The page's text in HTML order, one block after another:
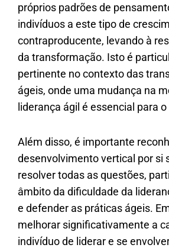
próprios padrões de
indivíduos a este tipo de
contraproducente, levando à
da transformação. Isto é
pertinente no contexto das
ágeis, onde uma mudança na
liderança ágil é essencial para
Além disso, é importante
desenvolvimento vertical por si
resolver todas as questões,
âmbito da dificuldade da
e defender as práticas ágeis.
melhorar significativamente a
indivíduo de liderar e se